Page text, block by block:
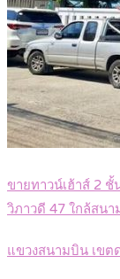
ขายทาวน์เฮ้าส์ 2
วิภาวดี 47 ใกล้สน
แขวงสนามบิน เขต